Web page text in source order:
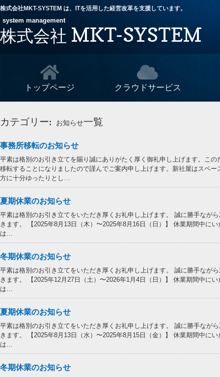
株式会社MKT-SYSTEM は、ITを活用した経営改革を支援しています。
system management
株式会社 MKT-SYSTEM
トップページ クラウドサービス
カテゴリー: お知らせ一覧
事務所移転のお知らせ
平素は格別のお引き立てを賜り誠にありがたく厚く御礼申し上げます。こ
移転することになりましたので謹んでご案内申し上げます。新社屋はスペ
方に十分ゆったりとし…
夏期休業のお知らせ
平素は格別のお引き立てをいただき厚くお礼申し上げます。 誠に勝手なが
きます。 【2025年8月13日（木）〜2025年8月16日（日）】 休業期間中に
は…
冬期休業のお知らせ
平素は格別のお引き立てをいただき厚くお礼申し上げます。 誠に勝手なが
きます。 【2025年12月27日（土）〜2026年1月4日（日）】 休業期間中に
は…
夏期休業のお知らせ
平素は格別のお引き立てをいただき厚くお礼申し上げます。 誠に勝手なが
きます。 【2025年8月13日（水）〜2025年8月15日（金）】 休業期間中に
は…
冬期休業のお知らせ